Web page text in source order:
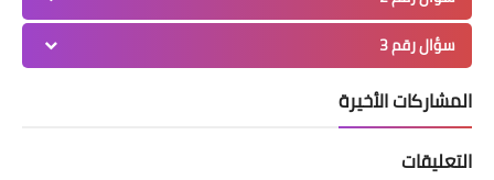
سؤال رقم 3
المشاركات الأخيرة
التعليقات